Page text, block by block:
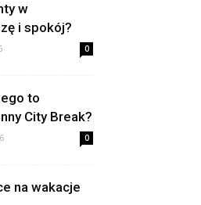
w
i spokój?
0
to
City Break?
0
na wakacje